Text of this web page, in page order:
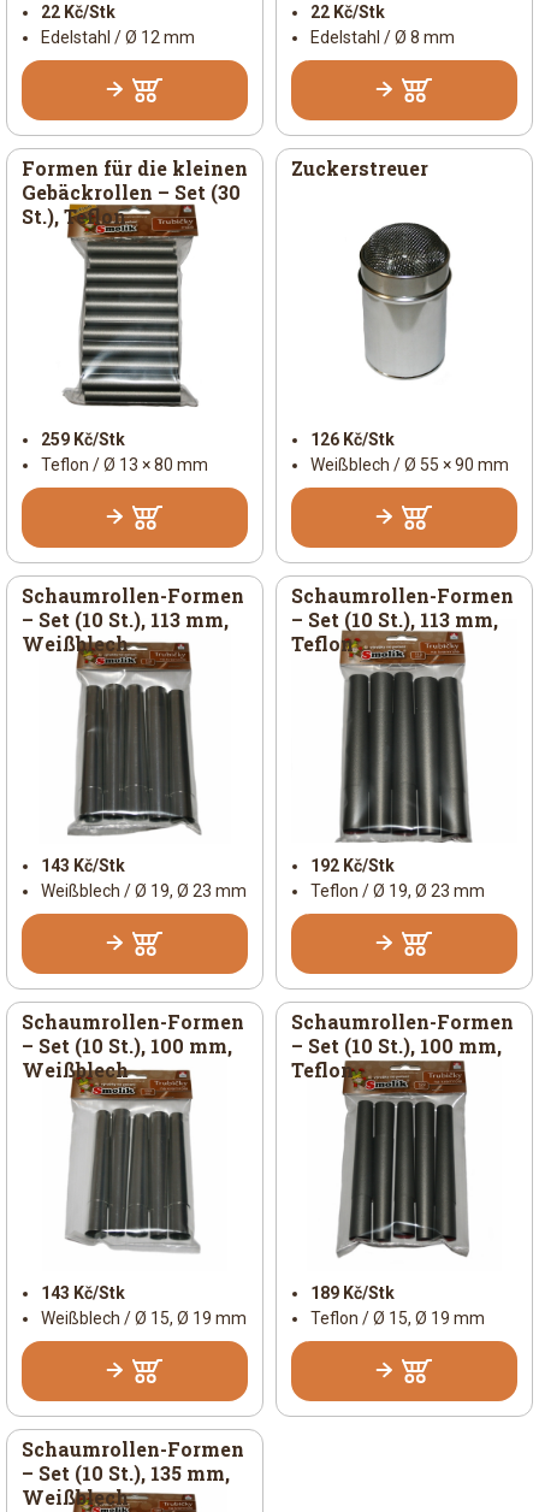
22 Kč/Stk
Edelstahl / Ø 12 mm
22 Kč/Stk
Edelstahl / Ø 8 mm
Formen für die kleinen
Gebäckrollen – Set (30
St.), Teflon
259 Kč/Stk
Teflon / Ø 13 × 80 mm
Zuckerstreuer
126 Kč/Stk
Weißblech / Ø 55 × 90 mm
Schaumrollen-Formen
– Set (10 St.), 113 mm,
Weißblech
143 Kč/Stk
Weißblech / Ø 19, Ø 23 mm
Schaumrollen-Formen
– Set (10 St.), 113 mm,
Teflon
192 Kč/Stk
Teflon / Ø 19, Ø 23 mm
Schaumrollen-Formen
– Set (10 St.), 100 mm,
Weißblech
143 Kč/Stk
Weißblech / Ø 15, Ø 19 mm
Schaumrollen-Formen
– Set (10 St.), 100 mm,
Teflon
189 Kč/Stk
Teflon / Ø 15, Ø 19 mm
Schaumrollen-Formen
– Set (10 St.), 135 mm,
Weißblech